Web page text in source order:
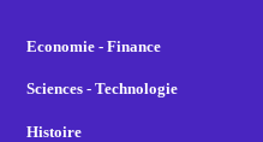
Economie - Finance
Sciences - Technologie
Histoire